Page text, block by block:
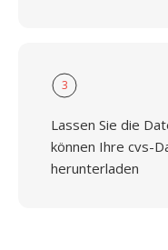
3
Lassen Sie die
können Ihre cvs-
herunterladen